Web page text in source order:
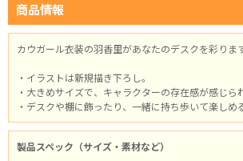
商品情報
カウガール衣装の羽香里があなたのデスクを彩ります
・イラストは新規描き下ろし。
・大きめサイズで、キャラクターの存在感が感じら
・デスクや棚に飾ったり、一緒に持ち歩いて楽しめ
製品スペック（サイズ・素材など）